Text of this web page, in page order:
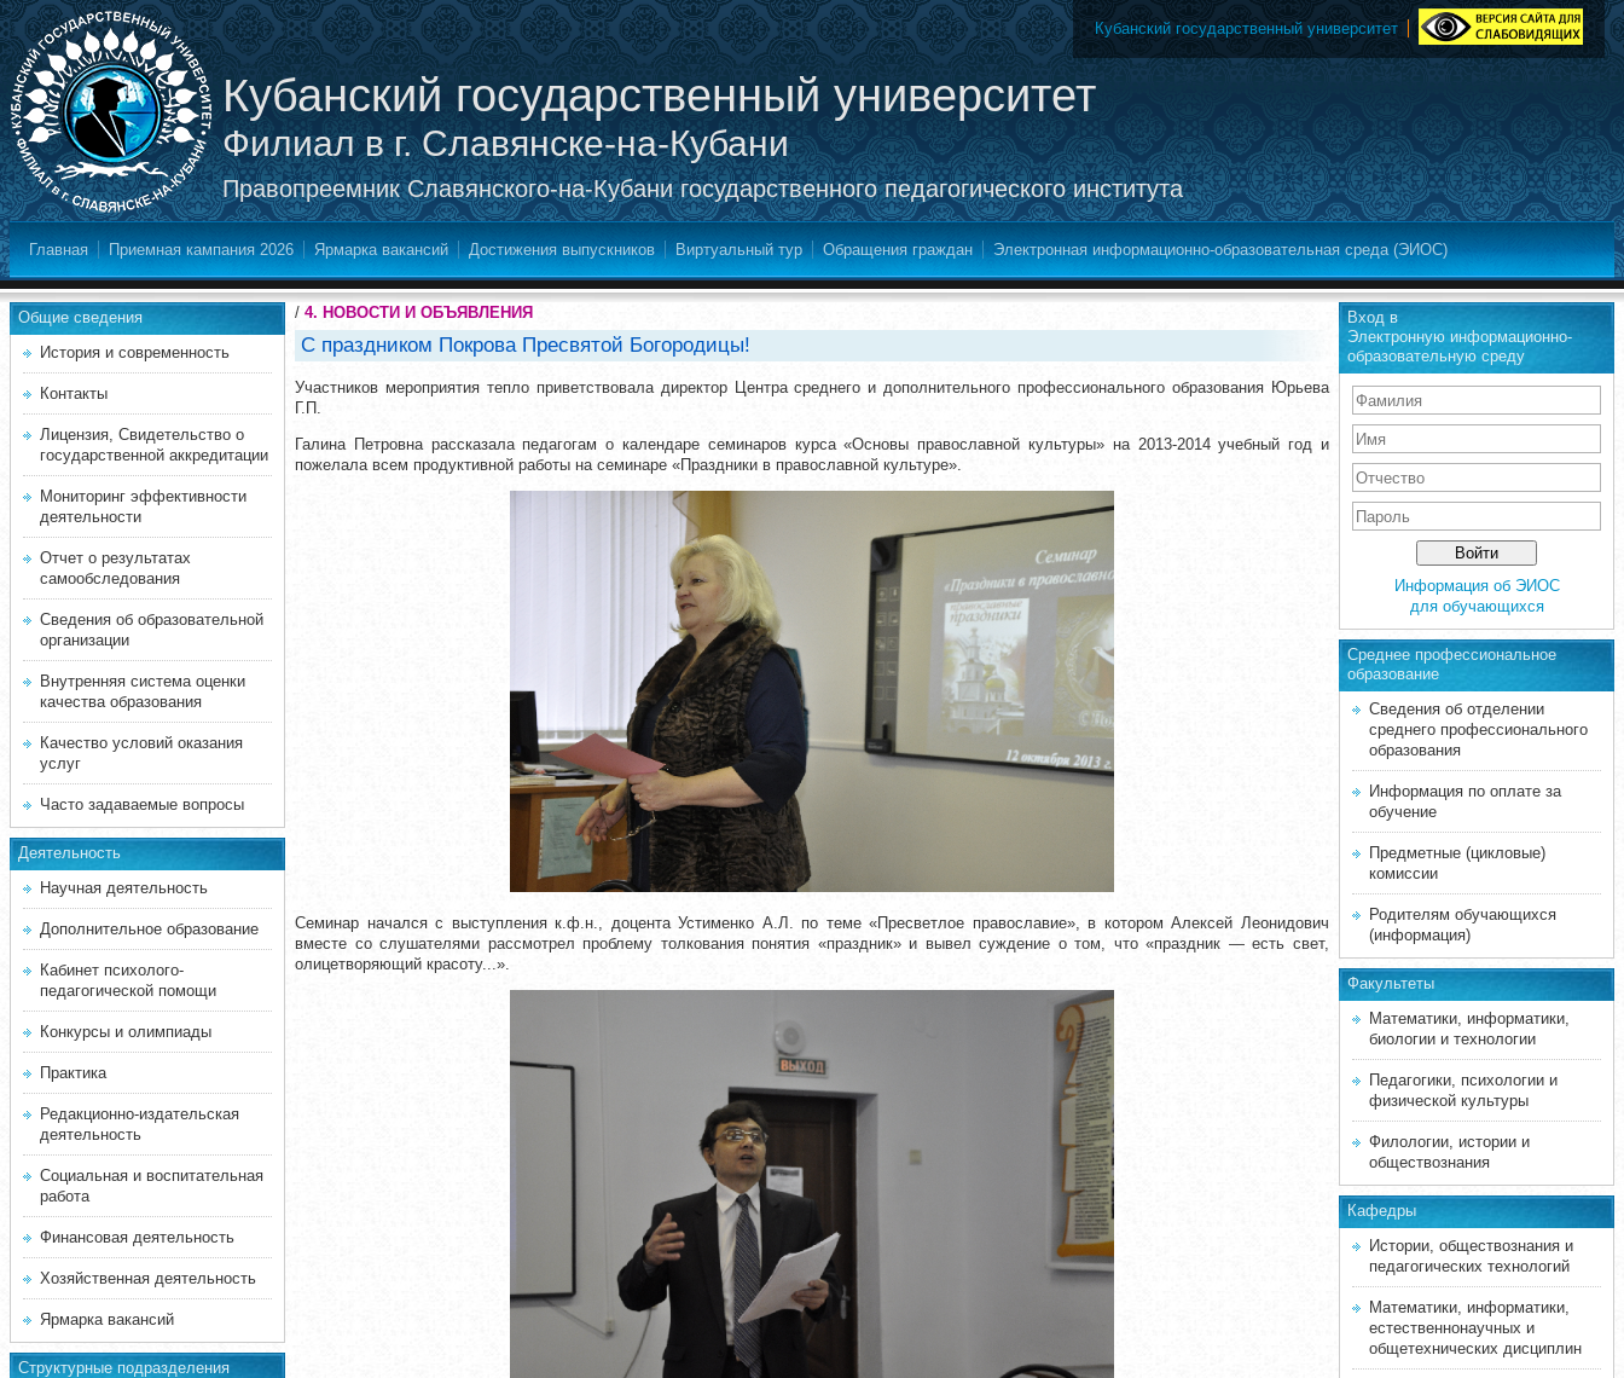
Кубанский государственный университет
Филиал в г. Славянске-на-Кубани
Правопреемник Славянского-на-Кубани государственного педагогического института
Кубанский государственный университет
Главная Приемная кампания 2026 Ярмарка вакансий Достижения выпускников Виртуальный тур Обращения граждан Электронная информационно-образовательная среда (ЭИОС)
Общие сведения
История и современность
Контакты
Лицензия, Свидетельство о
государственной аккредитации
Мониторинг эффективности
деятельности
Отчет о результатах
самообследования
Сведения об образовательной
организации
Внутренняя система оценки
качества образования
Качество условий оказания
услуг
Часто задаваемые вопросы
Деятельность
Научная деятельность
Дополнительное образование
Кабинет психолого-
педагогической помощи
Конкурсы и олимпиады
Практика
Редакционно-издательская
деятельность
Социальная и воспитательная
работа
Финансовая деятельность
Хозяйственная деятельность
Ярмарка вакансий
Структурные подразделения
/ 4. НОВОСТИ И ОБЪЯВЛЕНИЯ
С праздником Покрова Пресвятой Богородицы!
Участников мероприятия тепло приветствовала директор Центра среднего и дополнительного профессионального образования Юрьева
Г.П.
Галина Петровна рассказала педагогам о календаре семинаров курса «Основы православной культуры» на 2013-2014 учебный год и
пожелала всем продуктивной работы на семинаре «Праздники в православной культуре».
Семинар начался с выступления к.ф.н., доцента Устименко А.Л. по теме «Пресветлое православие», в котором Алексей Леонидович
вместе со слушателями рассмотрел проблему толкования понятия «праздник» и вывел суждение о том, что «праздник — есть свет,
олицетворяющий красоту...».
Вход в
Электронную информационно-
образовательную среду
Информация об ЭИОС
для обучающихся
Среднее професcиональное
образование
Сведения об отделении
среднего профессионального
образования
Информация по оплате за
обучение
Предметные (цикловые)
комиссии
Родителям обучающихся
(информация)
Факультеты
Математики, информатики,
биологии и технологии
Педагогики, психологии и
физической культуры
Филологии, истории и
обществознания
Кафедры
Истории, обществознания и
педагогических технологий
Математики, информатики,
естественнонаучных и
общетехнических дисциплин